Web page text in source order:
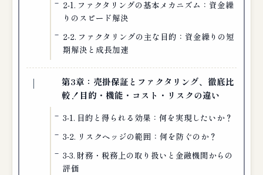
2-1. ファクタリングの基本メカニズム：資金繰
りのスピード解決
2-2. ファクタリングの主な目的：資金繰りの短
期解決と成長加速
第3章：売掛保証とファクタリング、徹底比
較！目的・機能・コスト・リスクの違い
3-1. 目的と得られる効果：何を実現したいか？
3-2. リスクヘッジの範囲：何を防ぐのか？
3-3. 財務・税務上の取り扱いと金融機関からの
評価